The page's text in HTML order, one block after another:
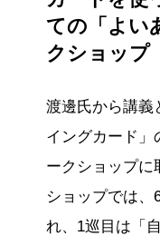
ての「よい
クショップ
渡邊氏から講義
イングカード」
ークショップに
ショップでは、
れ、1巡目は「